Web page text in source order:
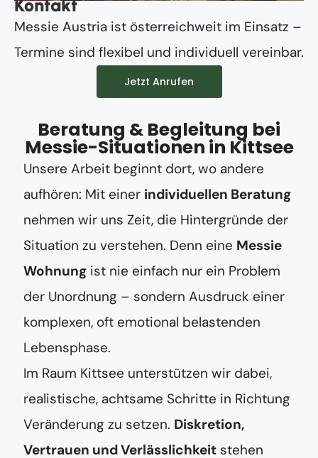
Kontakt
Messie Austria ist österreichweit im Einsatz –
Termine sind flexibel und individuell vereinbar.
Jetzt Anrufen
Beratung & Begleitung bei
Messie-Situationen in Kittsee
Unsere Arbeit beginnt dort, wo andere
aufhören: Mit einer individuellen Beratung
nehmen wir uns Zeit, die Hintergründe der
Situation zu verstehen. Denn eine Messie
Wohnung ist nie einfach nur ein Problem
der Unordnung – sondern Ausdruck einer
komplexen, oft emotional belastenden
Lebensphase.
Im Raum Kittsee unterstützen wir dabei,
realistische, achtsame Schritte in Richtung
Veränderung zu setzen. Diskretion,
Vertrauen und Verlässlichkeit stehen